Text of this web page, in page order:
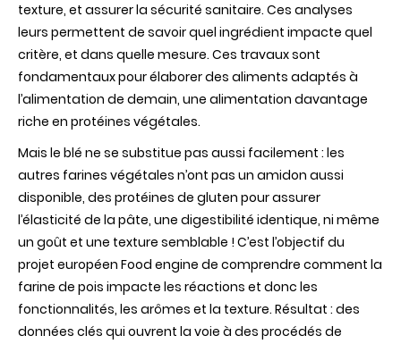
texture, et assurer la sécurité sanitaire. Ces analyses
leurs permettent de savoir quel ingrédient impacte quel
critère, et dans quelle mesure. Ces travaux sont
fondamentaux pour élaborer des aliments adaptés à
l’alimentation de demain, une alimentation davantage
riche en protéines végétales.
Mais le blé ne se substitue pas aussi facilement : les
autres farines végétales n’ont pas un amidon aussi
disponible, des protéines de gluten pour assurer
l’élasticité de la pâte, une digestibilité identique, ni même
un goût et une texture semblable ! C’est l’objectif du
projet européen Food engine de comprendre comment la
farine de pois impacte les réactions et donc les
fonctionnalités, les arômes et la texture. Résultat : des
données clés qui ouvrent la voie à des procédés de